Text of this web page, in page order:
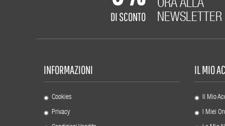
DI SCONTO
ORA ALLA
NEWSLETTER
INFORMAZIONI
Cookies
Privacy
IL MIO
Il Mio
I Miei